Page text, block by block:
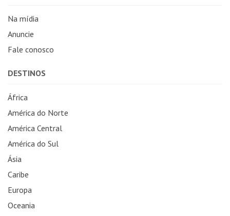
Na mídia
Anuncie
Fale conosco
DESTINOS
África
América do Norte
América Central
América do Sul
Ásia
Caribe
Europa
Oceania